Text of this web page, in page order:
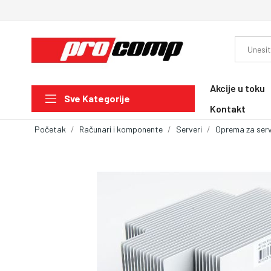
Sve Kategorije
Akcije u toku
Kontakt
Početak Računari i komponente Serveri Oprema za